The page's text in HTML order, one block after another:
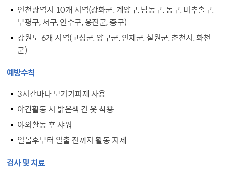
인천광역시 10개 지역(강화군, 계양구, 남동구, 동구, 미추홀구,
부평구, 서구, 연수구, 옹진군, 중구)
강원도 6개 지역(고성군, 양구군, 인제군, 철원군, 춘천시, 화천
군)
예방수칙
3시간마다 모기기피제 사용
야간활동 시 밝은색 긴 옷 착용
야외활동 후 샤워
일몰후부터 일출 전까지 활동 자제
검사 및 치료